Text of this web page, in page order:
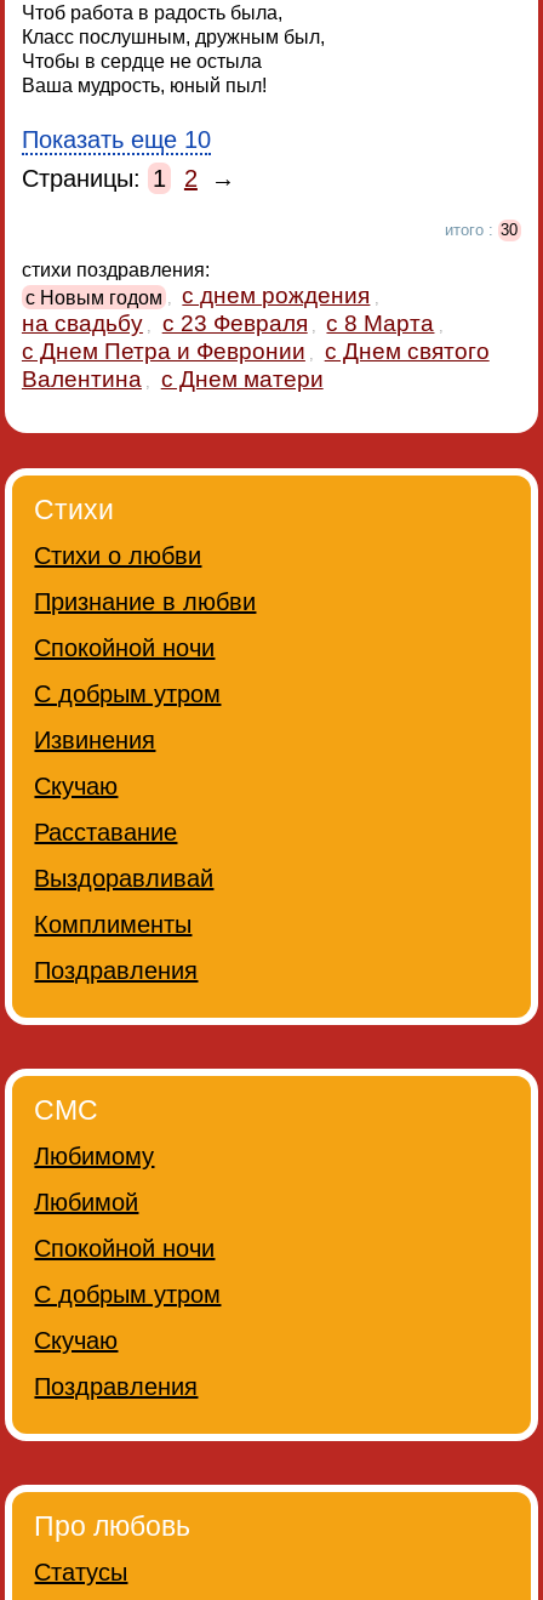
Чтоб работа в радость была,
Класс послушным, дружным был,
Чтобы в сердце не остыла
Ваша мудрость, юный пыл!
Показать еще 10
Страницы: 1 2 →
итого : 30
стихи поздравления:
с Новым годом , с днем рождения ,
на свадьбу , с 23 Февраля , с 8 Марта ,
с Днем Петра и Февронии ,
с Днем святого
Валентина , с Днем матери
Стихи
Стихи о любви
Признание в любви
Спокойной ночи
С добрым утром
Извинения
Скучаю
Расставание
Выздоравливай
Комплименты
Поздравления
СМС
Любимому
Любимой
Спокойной ночи
С добрым утром
Скучаю
Поздравления
Про любовь
Статусы